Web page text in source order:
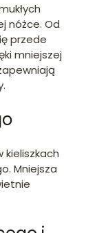
nóżce. Od
przede
mniejszej
kieliszkach
Mniejsza